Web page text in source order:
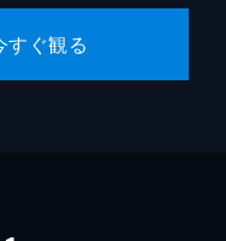
すぐ観る